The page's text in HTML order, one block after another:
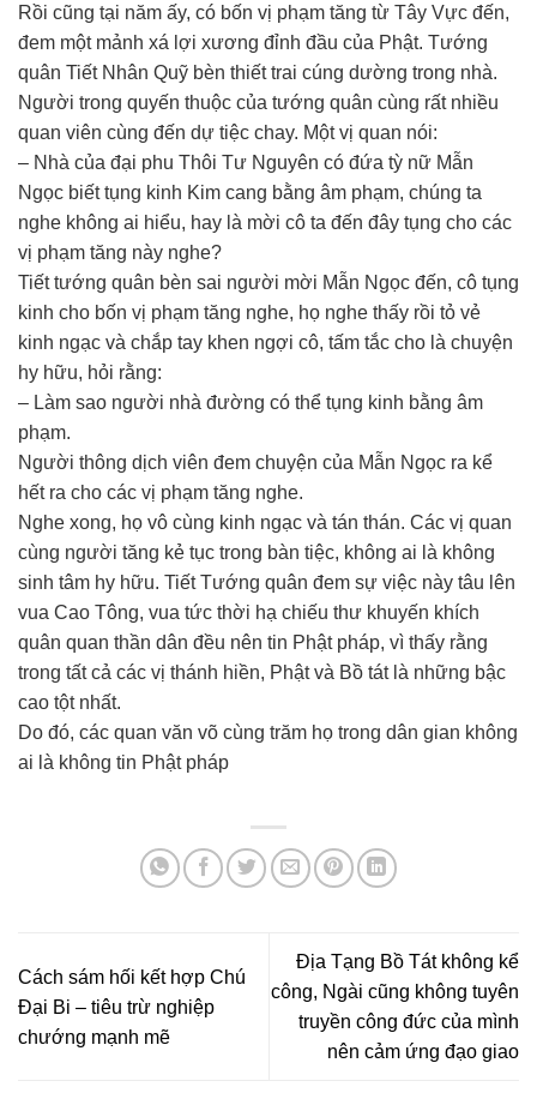
Rồi cũng tại năm ấy, có bốn vị phạm tăng từ Tây Vực đến,
đem một mảnh xá lợi xương đỉnh đầu của Phật. Tướng
quân Tiết Nhân Quỹ bèn thiết trai cúng dường trong nhà.
Người trong quyến thuộc của tướng quân cùng rất nhiều
quan viên cùng đến dự tiệc chay. Một vị quan nói:
– Nhà của đại phu Thôi Tư Nguyên có đứa tỳ nữ Mẫn
Ngọc biết tụng kinh Kim cang bằng âm phạm, chúng ta
nghe không ai hiểu, hay là mời cô ta đến đây tụng cho các
vị phạm tăng này nghe?
Tiết tướng quân bèn sai người mời Mẫn Ngọc đến, cô tụng
kinh cho bốn vị phạm tăng nghe, họ nghe thấy rồi tỏ vẻ
kinh ngạc và chắp tay khen ngợi cô, tấm tắc cho là chuyện
hy hữu, hỏi rằng:
– Làm sao người nhà đường có thể tụng kinh bằng âm
phạm.
Người thông dịch viên đem chuyện của Mẫn Ngọc ra kể
hết ra cho các vị phạm tăng nghe.
Nghe xong, họ vô cùng kinh ngạc và tán thán. Các vị quan
cùng người tăng kẻ tục trong bàn tiệc, không ai là không
sinh tâm hy hữu. Tiết Tướng quân đem sự việc này tâu lên
vua Cao Tông, vua tức thời hạ chiếu thư khuyến khích
quân quan thần dân đều nên tin Phật pháp, vì thấy rằng
trong tất cả các vị thánh hiền, Phật và Bồ tát là những bậc
cao tột nhất.
Do đó, các quan văn võ cùng trăm họ trong dân gian không
ai là không tin Phật pháp
Cách sám hối kết hợp Chú
Đại Bi – tiêu trừ nghiệp
chướng mạnh mẽ
Địa Tạng Bồ Tát không kể
công, Ngài cũng không tuyên
truyền công đức của mình
nên cảm ứng đạo giao